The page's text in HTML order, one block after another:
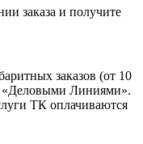
заказа и получите
заказов (от 10
«Деловыми Линиями».
ТК оплачиваются